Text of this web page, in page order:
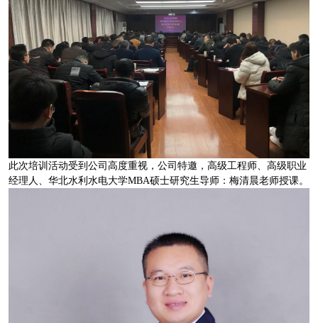
此次培训活动受到公司高度重视，公司特邀，高级工程师、高级职业
经理人、华北水利水电大学MBA硕士研究生导师：梅清晨老师授课。